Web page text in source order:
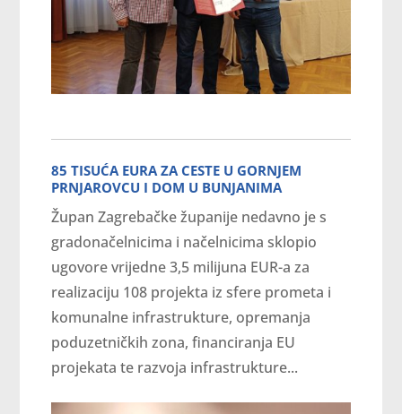
85 TISUĆA EURA ZA CESTE U GORNJEM
PRNJAROVCU I DOM U BUNJANIMA
Župan Zagrebačke županije nedavno je s
gradonačelnicima i načelnicima sklopio
ugovore vrijedne 3,5 milijuna EUR-a za
realizaciju 108 projekta iz sfere prometa i
komunalne infrastrukture, opremanja
poduzetničkih zona, financiranja EU
projekata te razvoja infrastrukture...